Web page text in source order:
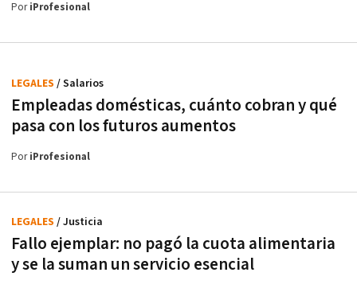
PoriProfesional
Empleadas domésticas, cuánto cobran y qué
pasa con los futuros aumentos
LEGALES / Salarios
PoriProfesional
Fallo ejemplar: no pagó la cuota alimentaria
y se la suman un servicio esencial
LEGALES / Justicia